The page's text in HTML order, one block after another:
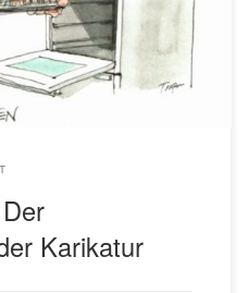
Euskirchener
Besuch des Stadtmuseums,
Karikatur